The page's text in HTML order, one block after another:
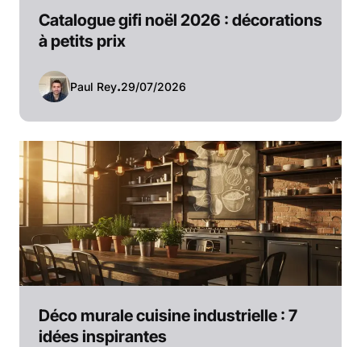
Catalogue gifi noël 2026 : décorations
à petits prix
Paul Rey.29/07/2026
Déco murale cuisine industrielle : 7
idées inspirantes